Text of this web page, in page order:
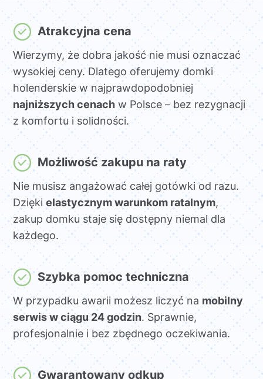
Atrakcyjna cena
Wierzymy, że dobra jakość nie musi oznaczać
wysokiej ceny. Dlatego oferujemy domki
holenderskie w najprawdopodobniej
najniższych cenachw Polsce – bez rezygnacji
z komfortu i solidności.
Możliwość zakupu na raty
Nie musisz angażować całej gotówki od razu.
Dziękielastycznym warunkom ratalnym,
zakup domku staje się dostępny niemal dla
każdego.
Szybka pomoc techniczna
W przypadku awarii możesz liczyć na mobilny
serwis w ciągu 24 godzin. Sprawnie,
profesjonalnie i bez zbędnego oczekiwania.
Gwarantowany odkup